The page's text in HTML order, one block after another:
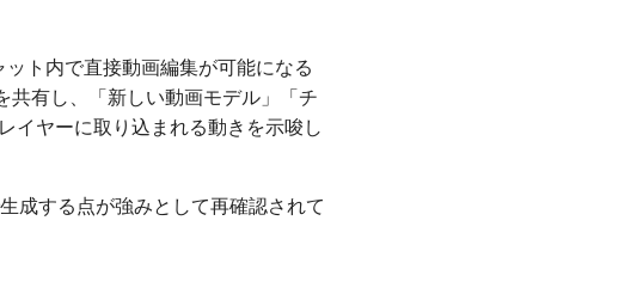
ト内で直接動画編集が可能になる
共有し、「新しい動画モデル」「チ
イヤーに取り込まれる動きを示唆し
成する点が強みとして再確認されて